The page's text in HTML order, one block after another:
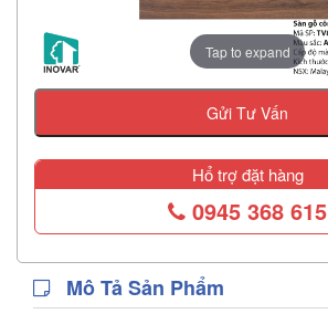
Tap to expand
Gửi Tư Vấn
Hổ trợ đặt hàng
0945 368 615
Mô Tả Sản Phẩm